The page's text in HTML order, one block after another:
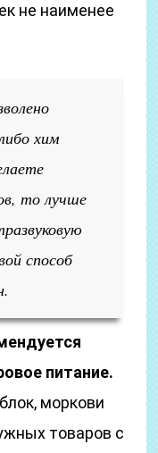
не наименее
хим
то лучше
способ
питание.
моркови
товаров с